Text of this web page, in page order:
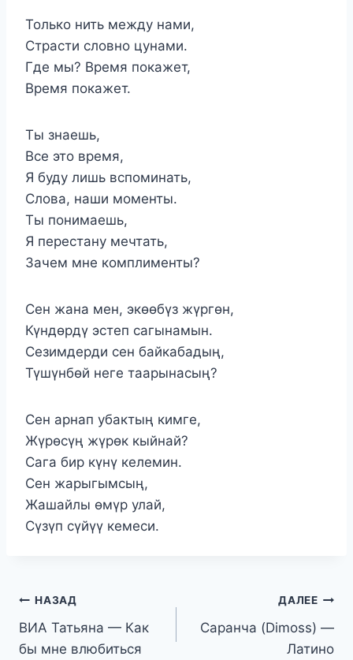
Только нить между нами,
Страсти словно цунами.
Где мы? Время покажет,
Время покажет.
Ты знаешь,
Все это время,
Я буду лишь вспоминать,
Слова, наши моменты.
Ты понимаешь,
Я перестану мечтать,
Зачем мне комплименты?
Сен жана мен, экөөбүз жүргөн,
Күндөрдү эстеп сагынамын.
Сезимдерди сен байкабадың,
Түшүнбөй неге таарынасың?
Сен арнап убактың кимге,
Жүрөсүң жүрөк кыйнай?
Сага бир күнү келемин.
Сен жарыгымсың,
Жашайлы өмүр улай,
Сүзүп сүйүү кемеси.
Навигация
по
НАЗАД
ВИА Татьяна — Как
бы мне влюбиться
ДАЛЕЕ
Саранча (Dimoss) —
Латино